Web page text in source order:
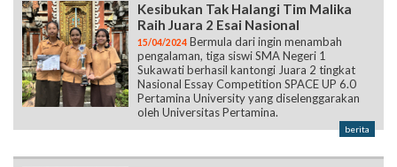
Kesibukan Tak Halangi Tim Malika
Raih Juara 2 Esai Nasional
15/04/2024 Bermula dari ingin menambah
pengalaman, tiga siswi SMA Negeri 1
Sukawati berhasil kantongi Juara 2 tingkat
Nasional Essay Competition SPACE UP 6.0
Pertamina University yang diselenggarakan
oleh Universitas Pertamina.
berita